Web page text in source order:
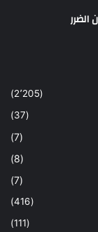
الضرر
(2٬205)
(37)
(7)
(8)
(7)
(416)
(111)